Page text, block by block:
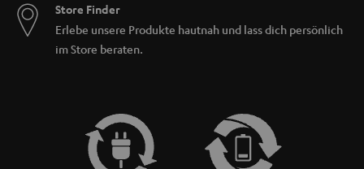
Store Finder
Erlebe unsere Produkte hautnah und lass dich persönlich
im Store beraten.